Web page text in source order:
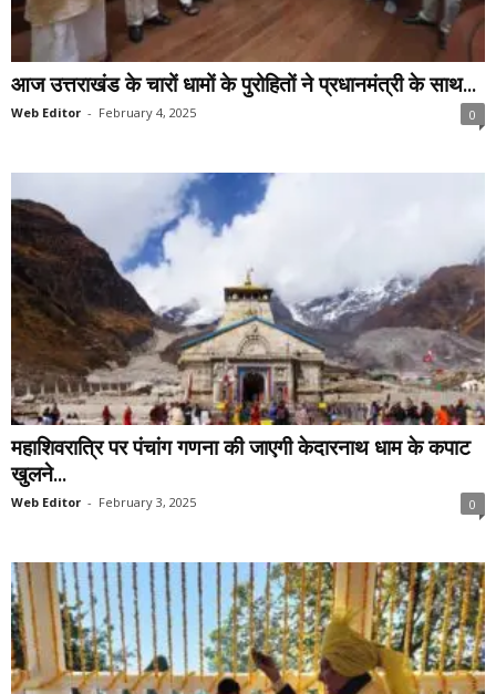
आज उत्तराखंड के चारों धामों के पुरोहितों ने प्रधानमंत्री के साथ...
Web Editor - February 4, 2025 0
महाशिवरात्रि पर पंचांग गणना की जाएगी केदारनाथ धाम के कपाट
खुलने...
Web Editor - February 3, 2025 0